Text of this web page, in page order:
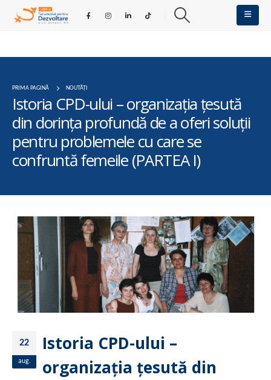
PRIMA PAGINĂ NOUTĂȚI
Istoria CPD-ului – organizația țesută
din dorința profundă de a oferi soluții
pentru problemele cu care se
confruntă femeile (PARTEA I)
22
aug.
Istoria CPD-ului –
organizația țesută din